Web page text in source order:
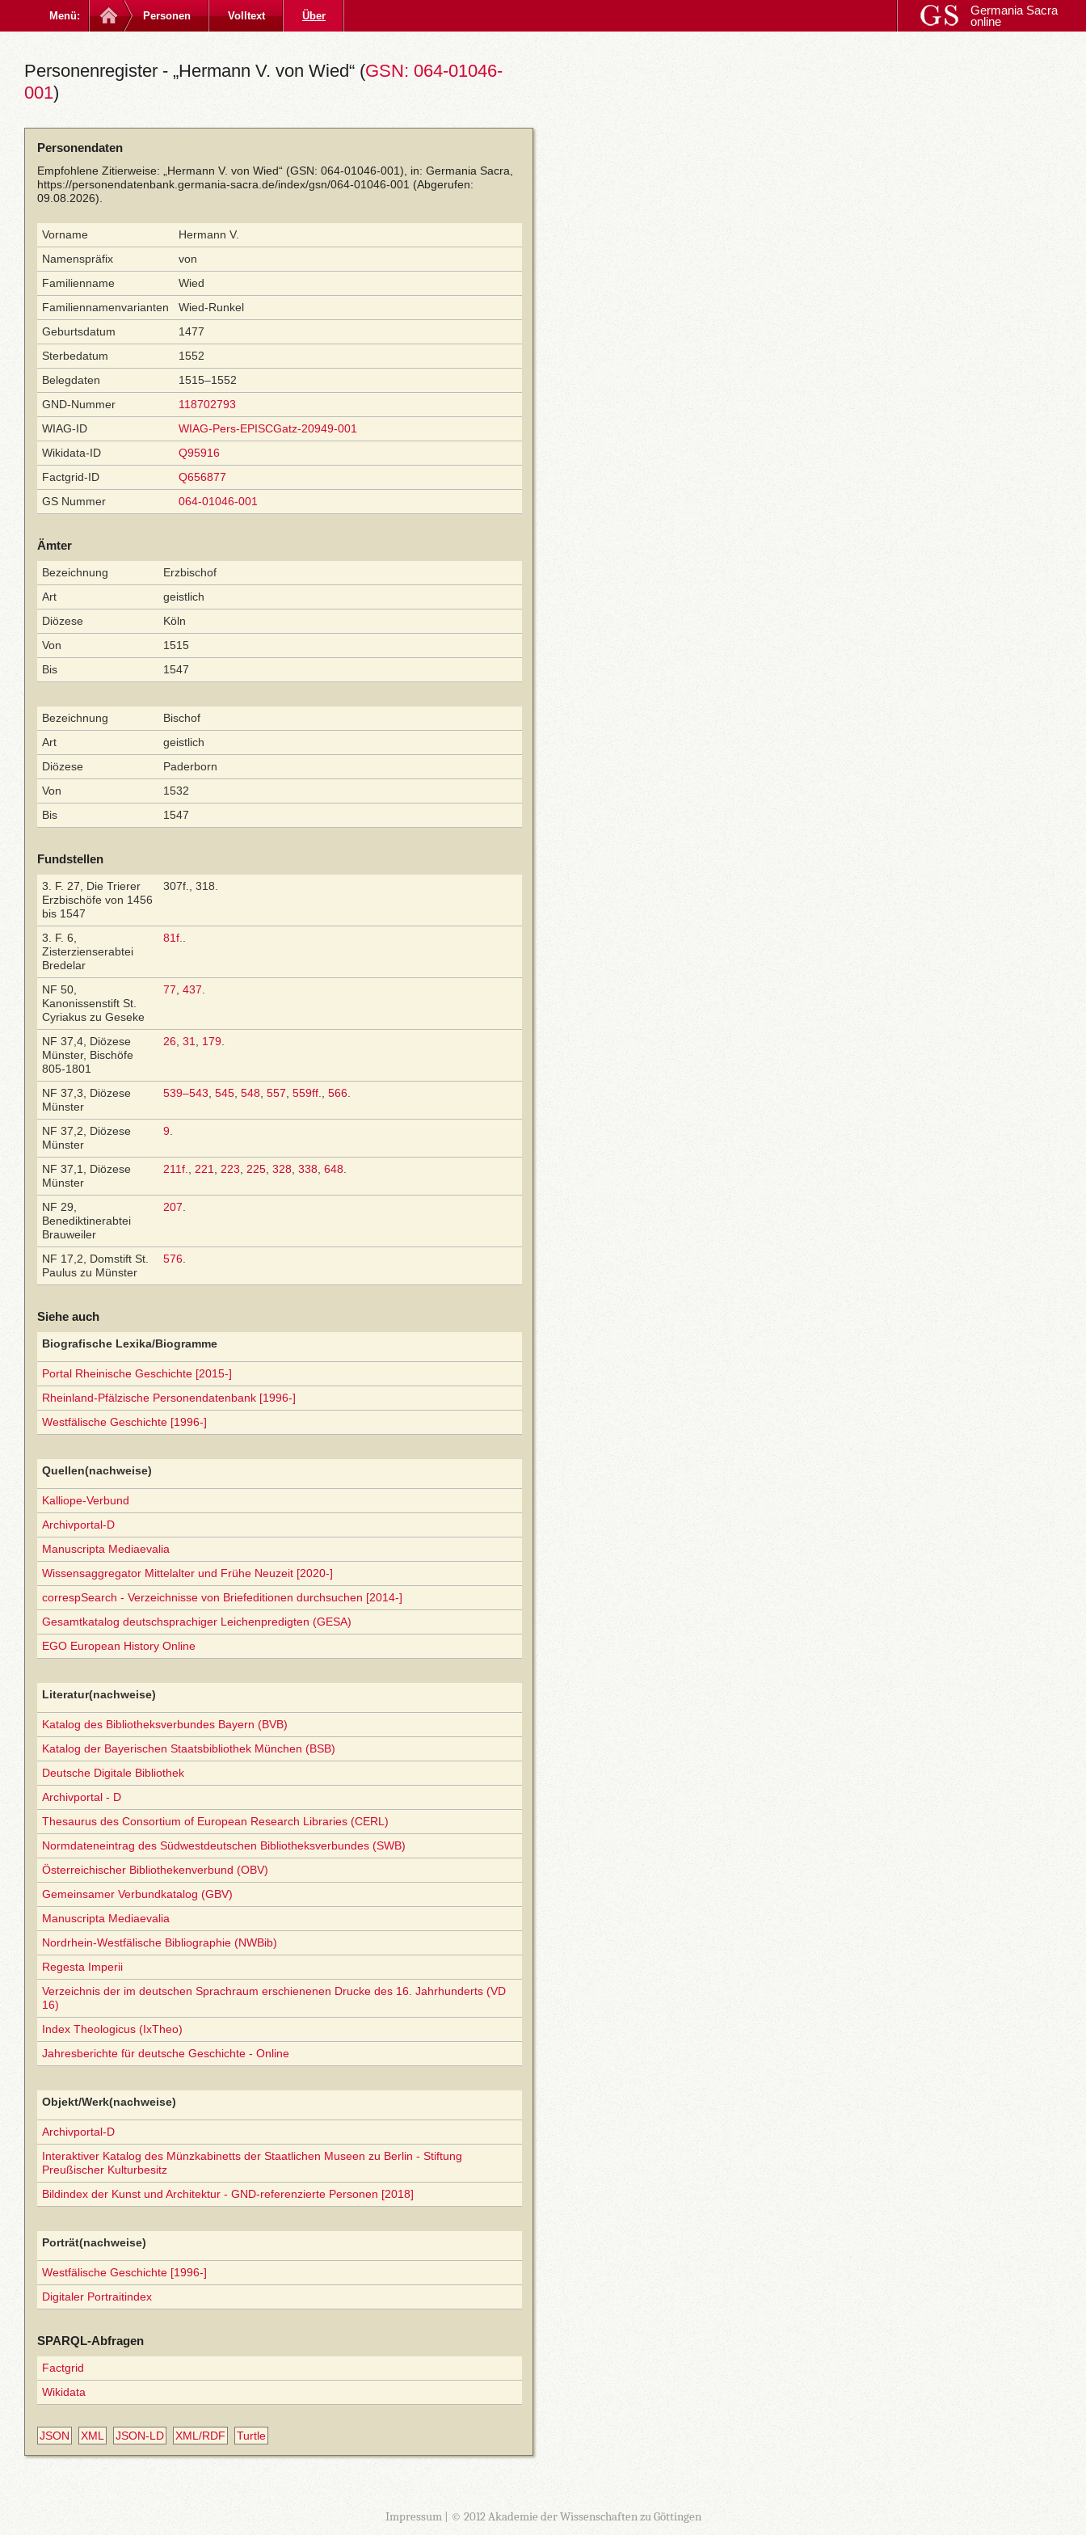
Menü: Personen Volltext Über
Germania Sacra
online
Personenregister - „Hermann V. von Wied“ (GSN: 064-01046-
001)
Personendaten
Empfohlene Zitierweise: „Hermann V. von Wied“ (GSN: 064-01046-001), in: Germania Sacra,
https://personendatenbank.germania-sacra.de/index/gsn/064-01046-001 (Abgerufen:
09.08.2026).
Vorname
Hermann V.
Namenspräfix
von
Familienname
Wied
Familiennamenvarianten
Wied-Runkel
Geburtsdatum
1477
Sterbedatum
1552
Belegdaten
1515–1552
GND-Nummer
118702793
WIAG-ID
WIAG-Pers-EPISCGatz-20949-001
Wikidata-ID
Q95916
Factgrid-ID
Q656877
GS Nummer
064-01046-001
Ämter
Bezeichnung
Erzbischof
Art
geistlich
Diözese
Köln
Von
1515
Bis
1547
Bezeichnung
Bischof
Art
geistlich
Diözese
Paderborn
Von
1532
Bis
1547
Fundstellen
3. F. 27, Die Trierer
Erzbischöfe von 1456
bis 1547
307f., 318.
3. F. 6,
Zisterzienserabtei
Bredelar
81f.
NF 50,
Kanonissenstift St.
Cyriakus zu Geseke
77 437
NF 37,4, Diözese
Münster, Bischöfe
805-1801
26 31 179
NF 37,3, Diözese
Münster
539–543 545 548 557 559ff. 566
NF 37,2, Diözese
Münster
9
NF 37,1, Diözese
Münster
211f. 221 223 225 328 338 648
NF 29,
Benediktinerabtei
Brauweiler
207
NF 17,2, Domstift St.
Paulus zu Münster
576
Siehe auch
Biografische Lexika/Biogramme
Portal Rheinische Geschichte [2015-]
Rheinland-Pfälzische Personendatenbank [1996-]
Westfälische Geschichte [1996-]
Quellen(nachweise)
Kalliope-Verbund
Archivportal-D
Manuscripta Mediaevalia
Wissensaggregator Mittelalter und Frühe Neuzeit [2020-]
correspSearch - Verzeichnisse von Briefeditionen durchsuchen [2014-]
Gesamtkatalog deutschsprachiger Leichenpredigten (GESA)
EGO European History Online
Literatur(nachweise)
Katalog des Bibliotheksverbundes Bayern (BVB)
Katalog der Bayerischen Staatsbibliothek München (BSB)
Deutsche Digitale Bibliothek
Archivportal - D
Thesaurus des Consortium of European Research Libraries (CERL)
Normdateneintrag des Südwestdeutschen Bibliotheksverbundes (SWB)
Österreichischer Bibliothekenverbund (OBV)
Gemeinsamer Verbundkatalog (GBV)
Manuscripta Mediaevalia
Nordrhein-Westfälische Bibliographie (NWBib)
Regesta Imperii
Verzeichnis der im deutschen Sprachraum erschienenen Drucke des 16. Jahrhunderts (VD
16)
Index Theologicus (IxTheo)
Jahresberichte für deutsche Geschichte - Online
Objekt/Werk(nachweise)
Archivportal-D
Interaktiver Katalog des Münzkabinetts der Staatlichen Museen zu Berlin - Stiftung
Preußischer Kulturbesitz
Bildindex der Kunst und Architektur - GND-referenzierte Personen [2018]
Porträt(nachweise)
Westfälische Geschichte [1996-]
Digitaler Portraitindex
SPARQL-Abfragen
Factgrid
Wikidata
JSON XML JSON-LD XML/RDF Turtle
Impressum| © 2012 Akademie der Wissenschaften zu Göttingen